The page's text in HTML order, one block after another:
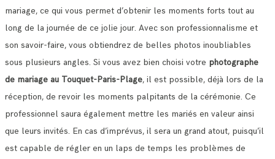
mariage, ce qui vous permet d’obtenir les moments forts tout au
long de la journée de ce jolie jour. Avec son professionnalisme et
son savoir-faire, vous obtiendrez de belles photos inoubliables
sous plusieurs angles. Si vous avez bien choisi votre photographe
de mariage au Touquet-Paris-Plage, il est possible, déjà lors de la
réception, de revoir les moments palpitants de la cérémonie. Ce
professionnel saura également mettre les mariés en valeur ainsi
que leurs invités. En cas d’imprévus, il sera un grand atout, puisqu’il
est capable de régler en un laps de temps les problèmes de